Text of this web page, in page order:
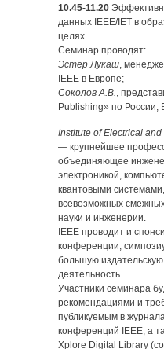
10.45-11.20
данных IEEE/IET в
целях
Семинар проводят:
Эстер Лукаш,
IEEE в Европе;
Соколов А.В.,
Publishing» по России,
Institute of Electrical
— крупнейшее
объединяющее
электроникой,
квантовыми
всевозможных
науки и инженерии.
IEEE проводит и
конференции,
большую
деятельность.
Участники семинара
рекомендациями и
публикуемым в
конференций IEEE, а
Xplore Digital Library